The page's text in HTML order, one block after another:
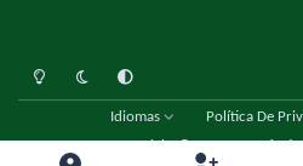
Light ModeDark ModeSystem Preference
Idiomas Política De